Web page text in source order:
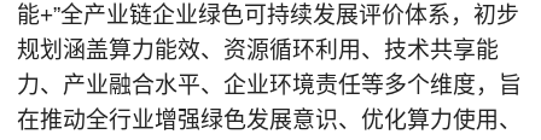
能+”全产业链企业绿色可持续发展评价体系，初步
规划涵盖算力能效、资源循环利用、技术共享能
力、产业融合水平、企业环境责任等多个维度，旨
在推动全行业增强绿色发展意识、优化算力使用、